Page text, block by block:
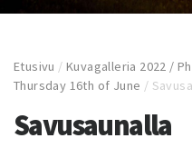
Etusivu /Kuvagalleria 2022 /
Thursday 16th of June /
Savusaunalla